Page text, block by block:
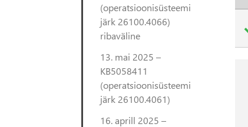
(operatsioonisüsteemi
järk 26100.4066)
ribaväline
13. mai 2025 –
KB5058411
(operatsioonisüsteemi
järk 26100.4061)
16. aprill 2025 –